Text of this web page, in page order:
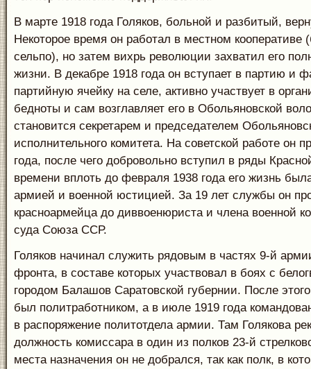
В марте 1918 года Голяков, больной и разбитый,
Некоторое время он работал в местном
сельпо), но затем вихрь революции захватил его
жизни. В декабре 1918 года он вступает в партию и
партийную ячейку на селе, активно участвует в
бедноты и сам возглавляет его в Обольяновской
становится секретарем и председателем
исполнительного комитета. На советской работе он
года, после чего добровольно вступил в ряды
времени вплоть до февраля 1938 года его жизнь
армией и военной юстицией. За 19 лет службы он
красноармейца до диввоенюриста и члена военной
суда Союза ССР.
Голяков начинал служить рядовым в частях 9-й
фронта, в составе которых участвовал в боях с
городом Балашов Саратовской губернии. После
был политработником, а в июле 1919 года
в распоряжение политотдела армии. Там Голякова
должность комиссара в один из полков 23-й
места назначения он не добрался, так как полк, в